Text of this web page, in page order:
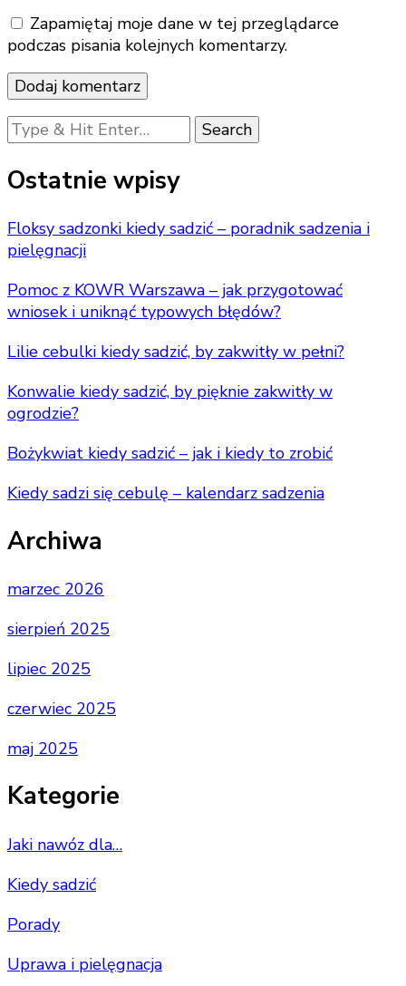
Zapamiętaj moje dane w tej przeglądarce
podczas pisania kolejnych komentarzy.
Looking
for
Something?
Ostatnie wpisy
Floksy sadzonki kiedy sadzić – poradnik sadzenia i
pielęgnacji
Pomoc z KOWR Warszawa – jak przygotować
wniosek i uniknąć typowych błędów?
Lilie cebulki kiedy sadzić, by zakwitły w pełni?
Konwalie kiedy sadzić, by pięknie zakwitły w
ogrodzie?
Bożykwiat kiedy sadzić – jak i kiedy to zrobić
Kiedy sadzi się cebulę – kalendarz sadzenia
Archiwa
marzec 2026
sierpień 2025
lipiec 2025
czerwiec 2025
maj 2025
Kategorie
Jaki nawóz dla…
Kiedy sadzić
Porady
Uprawa i pielęgnacja